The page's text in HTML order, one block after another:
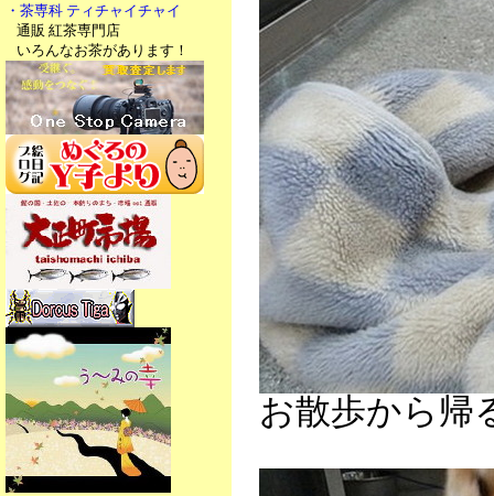
・茶専科 ティチャイチャイ
通販 紅茶専門店
いろんなお茶があります！
お散歩から帰